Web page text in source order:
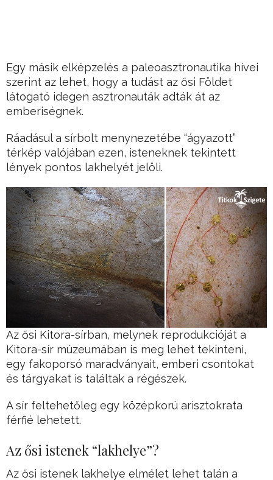
Egy másik elképzelés a paleoasztronautika hívei
szerint az lehet, hogy a tudást az ősi Földet
látogató idegen asztronauták adták át az
emberiségnek.
Ráadásul a sírbolt menynezetébe “ágyazott”
térkép valójában ezen, isteneknek tekintett
lények pontos lakhelyét jelöli.
Az ősi Kitora-sírban, melynek reprodukcióját a
Kitora-sír múzeumában is meg lehet tekinteni,
egy fakoporsó maradványait, emberi csontokat
és tárgyakat is találtak a régészek.
A sír feltehetőleg egy középkorú arisztokrata
férfié lehetett.
Az ősi istenek “lakhelye”?
Az ősi istenek lakhelye elmélet lehet talán a